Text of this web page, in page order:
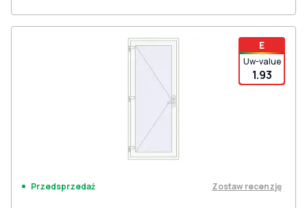
E
Uw-value
1.93
Przedsprzedaż Zostaw recenzję